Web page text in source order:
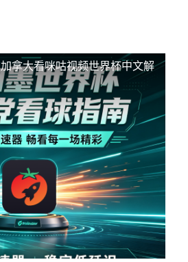
拿大看咪咕视频世界杯中文解